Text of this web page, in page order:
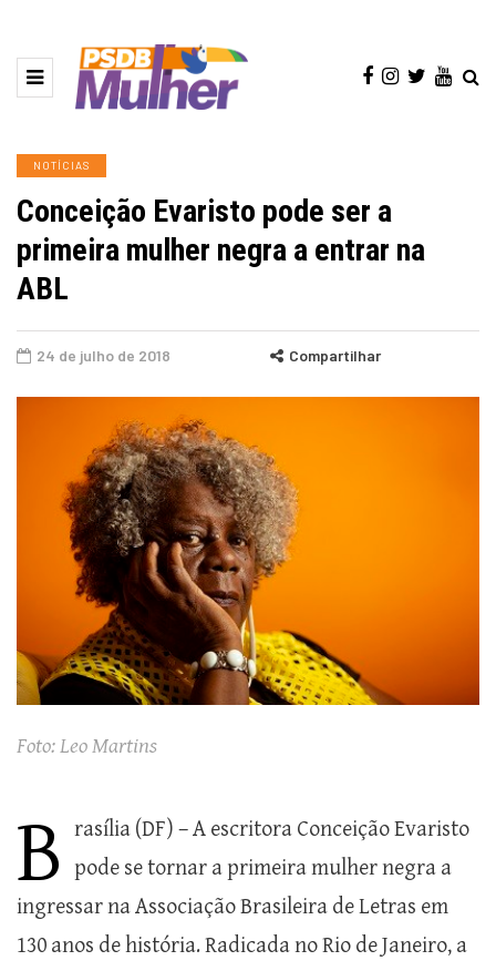
NOTÍCIAS
Conceição Evaristo pode ser a
primeira mulher negra a entrar na
ABL
24 de julho de 2018 Compartilhar
Foto: Leo Martins
B
rasília (DF) – A escritora Conceição Evaristo
pode se tornar a primeira mulher negra a
ingressar na Associação Brasileira de Letras em
130 anos de história. Radicada no Rio de Janeiro, a